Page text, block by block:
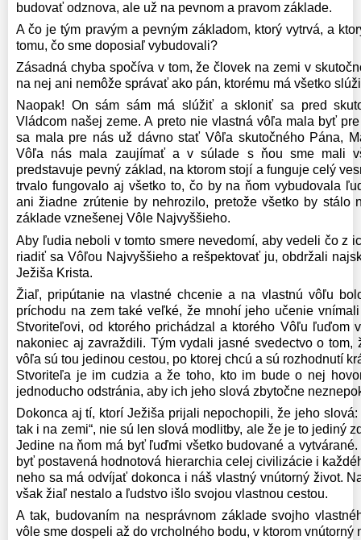
budovať odznova, ale už na pevnom a pravom základe.
A čo je tým pravým a pevným základom, ktorý vytrvá, a
tomu, čo sme doposiaľ vybudovali?
Zásadná chyba spočíva v tom, že človek na zemi v
na nej ani nemôže správať ako pán, ktorému má všetko
Naopak! On sám sám má slúžiť a skloniť sa pred
Vládcom našej zeme. A preto nie vlastná vôľa mala byť
sa mala pre nás už dávno stať Vôľa skutočného Pána,
Vôľa nás mala zaujímať a v súlade s ňou sme mali
predstavuje pevný základ, na ktorom stojí a funguje celý
trvalo fungovalo aj všetko to, čo by na ňom vybudovala
ani žiadne zrútenie by nehrozilo, pretože všetko by stálo
základe vznešenej Vôle Najvyššieho.
Aby ľudia neboli v tomto smere nevedomí, aby vedeli čo z
riadiť sa Vôľou Najvyššieho a rešpektovať ju, obdržali
Ježiša Krista.
Žiaľ, pripútanie na vlastné chcenie a na vlastnú vôľu
príchodu na zem také veľké, že mnohí jeho učenie
Stvoriteľovi, od ktorého prichádzal a ktorého Vôľu ľuďom
nakoniec aj zavraždili. Tým vydali jasné svedectvo o tom,
vôľa sú tou jedinou cestou, po ktorej chcú a sú rozhodnutí
Stvoriteľa je im cudzia a že toho, kto im bude o nej
jednoducho odstránia, aby ich jeho slová zbytočne
Dokonca aj tí, ktorí Ježiša prijali nepochopili, že jeho
tak i na zemi“, nie sú len slová modlitby, ale že je to jediný
Jedine na ňom má byť ľuďmi všetko budované a
byť postavená hodnotová hierarchia celej civilizácie i
neho sa má odvíjať dokonca i náš vlastný vnútorný život.
však žiaľ nestalo a ľudstvo išlo svojou vlastnou cestou.
A tak, budovaním na nesprávnom základe svojho
vôle sme dospeli až do vrcholného bodu, v ktorom vnútorný